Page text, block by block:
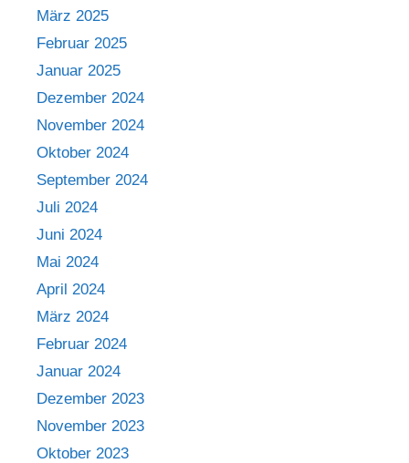
März 2025
Februar 2025
Januar 2025
Dezember 2024
November 2024
Oktober 2024
September 2024
Juli 2024
Juni 2024
Mai 2024
April 2024
März 2024
Februar 2024
Januar 2024
Dezember 2023
November 2023
Oktober 2023